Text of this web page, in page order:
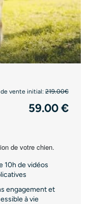
de vente initial: 219.00€
59.00 €
de votre chien.
10h de vidéos
engagement et
à vie